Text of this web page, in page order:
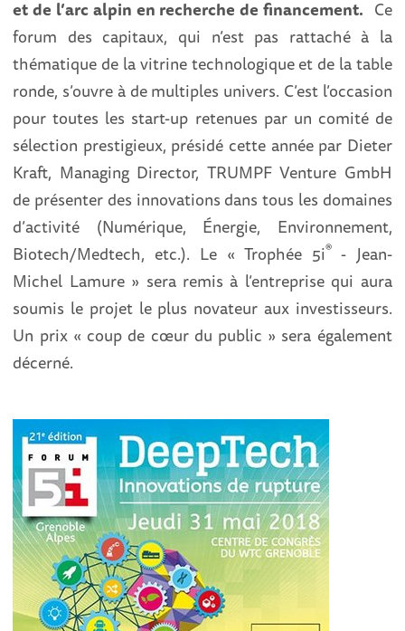
et de l’arc alpin en recherche de financement. Ce
forum des capitaux, qui n’est pas rattaché à la
thématique de la vitrine technologique et de la table
ronde, s’ouvre à de multiples univers. C’est l’occasion
pour toutes les start-up retenues par un comité de
sélection prestigieux, présidé cette année par Dieter
Kraft, Managing Director, TRUMPF Venture GmbH
de présenter des innovations dans tous les domaines
d’activité (Numérique, Énergie, Environnement,
Biotech/Medtech, etc.). Le « Trophée 5i® - Jean-
Michel Lamure » sera remis à l’entreprise qui aura
soumis le projet le plus novateur aux investisseurs.
Un prix « coup de cœur du public » sera également
décerné.